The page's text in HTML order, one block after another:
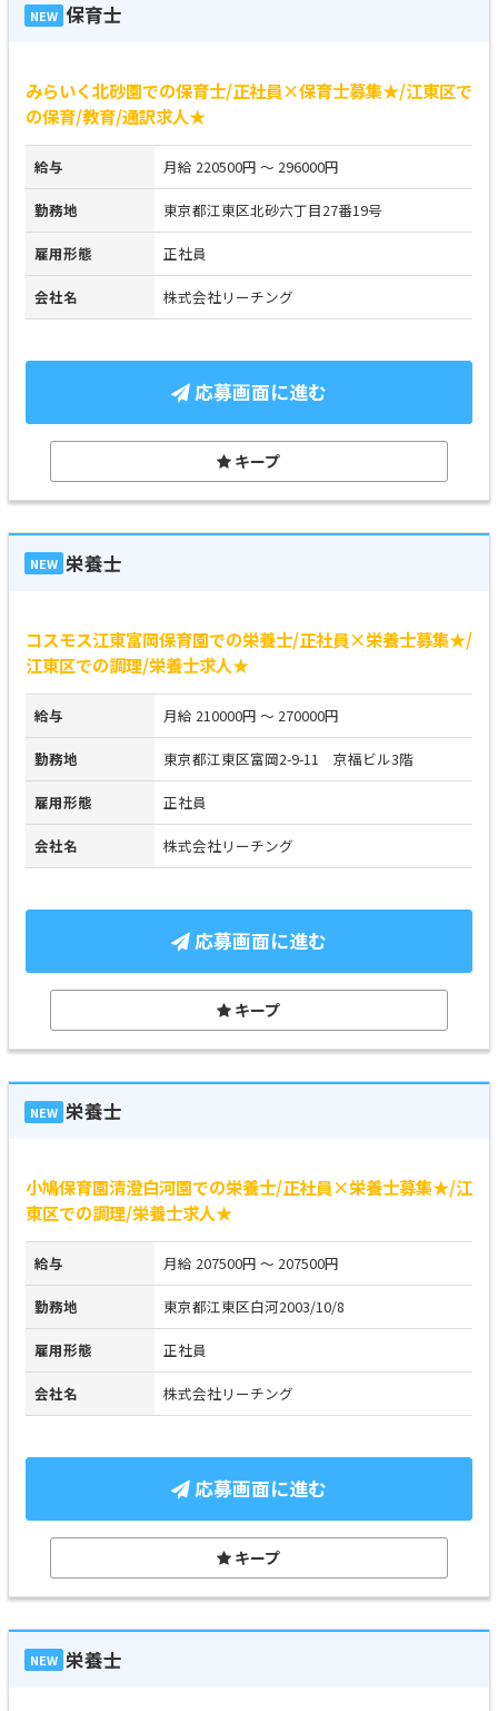
NEW 保育士
みらいく北砂園での保育士/正社員×保育士募集★/江東区で
の保育/教育/通訳求人★
給与 月給 220500円 ～ 296000円
勤務地 東京都江東区北砂六丁目27番19号
雇用形態 正社員
会社名 株式会社リーチング
応募画面に進む
キープ
NEW 栄養士
コスモス江東富岡保育園での栄養士/正社員×栄養士募集★/
江東区での調理/栄養士求人★
給与 月給 210000円 ～ 270000円
勤務地 東京都江東区富岡2-9-11 京福ビル3階
雇用形態 正社員
会社名 株式会社リーチング
応募画面に進む
キープ
NEW 栄養士
小鳩保育園清澄白河園での栄養士/正社員×栄養士募集★/江
東区での調理/栄養士求人★
給与 月給 207500円 ～ 207500円
勤務地 東京都江東区白河2003/10/8
雇用形態 正社員
会社名 株式会社リーチング
応募画面に進む
キープ
NEW 栄養士